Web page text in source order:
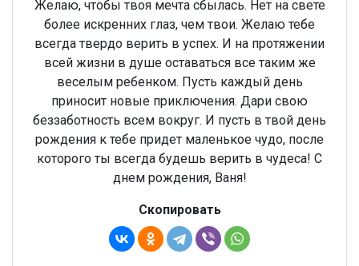
Желаю, чтобы твоя мечта сбылась. Нет на свете
более искренних глаз, чем твои. Желаю тебе
всегда твердо верить в успех. И на протяжении
всей жизни в душе оставаться все таким же
веселым ребенком. Пусть каждый день
приносит новые приключения. Дари свою
беззаботность всем вокруг. И пусть в твой день
рождения к тебе придет маленькое чудо, после
которого ты всегда будешь верить в чудеса! С
днем рождения, Ваня!
Скопировать